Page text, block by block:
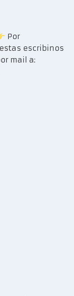
Por
escribinos
mail a: